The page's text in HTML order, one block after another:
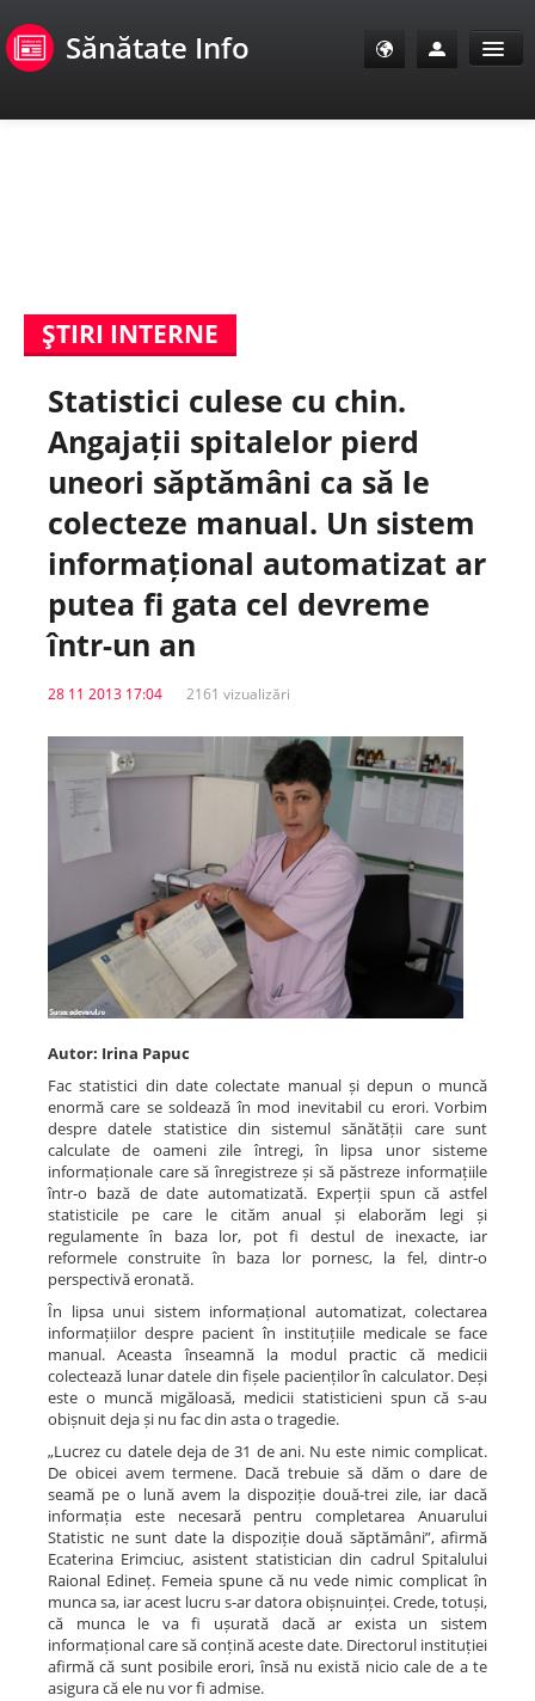
Sănătate Info
E-Sănătate Pacienți
E-Sănătate Medici
E-Sănătate Instituții
Tuberculoza Info
Spitale.MD
Centrul PAS
SanoTeca
ŞTIRI INTERNE
Statistici culese cu chin.
Angajații spitalelor pierd
uneori săptămâni ca să le
colecteze manual. Un sistem
informațional automatizat ar
putea fi gata cel devreme
într-un an
28 11 2013 17:04 2161 vizualizări
Autor: Irina Papuc
Fac statistici din date colectate manual și depun o muncă
enormă care se soldează în mod inevitabil cu erori. Vorbim
despre datele statistice din sistemul sănătății care sunt
calculate de oameni zile întregi, în lipsa unor sisteme
informaționale care să înregistreze și să păstreze informațiile
într-o bază de date automatizată. Experții spun că astfel
statisticile pe care le cităm anual și elaborăm legi și
regulamente în baza lor, pot fi destul de inexacte, iar
reformele construite în baza lor pornesc, la fel, dintr-o
perspectivă eronată.
În lipsa unui sistem informațional automatizat, colectarea
informațiilor despre pacient în instituțiile medicale se face
manual. Aceasta înseamnă la modul practic că medicii
colectează lunar datele din fișele pacienților în calculator. Deși
este o muncă migăloasă, medicii statisticieni spun că s-au
obișnuit deja și nu fac din asta o tragedie.
„Lucrez cu datele deja de 31 de ani. Nu este nimic complicat.
De obicei avem termene. Dacă trebuie să dăm o dare de
seamă pe o lună avem la dispoziție două-trei zile, iar dacă
informația este necesară pentru completarea Anuarului
Statistic ne sunt date la dispoziție două săptămâni”, afirmă
Ecaterina Erimciuc, asistent statistician din cadrul Spitalului
Raional Edineț. Femeia spune că nu vede nimic complicat în
munca sa, iar acest lucru s-ar datora obișnuinței. Crede, totuși,
că munca le va fi ușurată dacă ar exista un sistem
informațional care să conțină aceste date. Directorul instituției
afirmă că sunt posibile erori, însă nu există nicio cale de a te
asigura că ele nu vor fi admise.